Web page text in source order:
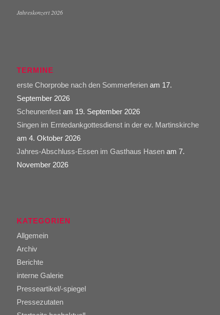
Jahreskonzert 2026
TERMINE
erste Chorprobe nach den Sommerferienam 17.
September 2026
Scheunenfestam 19. September 2026
Singen im Erntedankgottesdienst in der ev. Martinskirche
am 4. Oktober 2026
Jahres-Abschluss-Essen im Gasthaus Hasenam 7.
November 2026
KATEGORIEN
Allgemein
Archiv
Berichte
interne Galerie
Presseartikel/-spiegel
Pressezutaten